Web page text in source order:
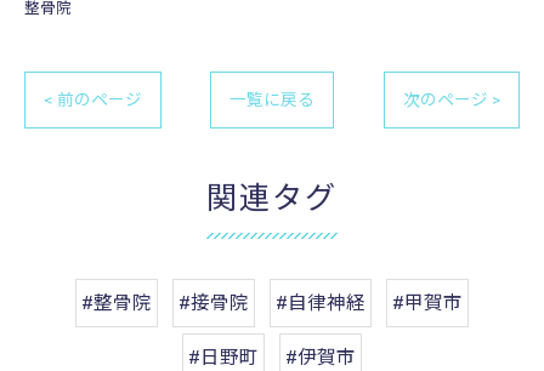
整骨院
< 前のページ 一覧に戻る 次のページ >
関連タグ
#整骨院 #接骨院 #自律神経 #甲賀市
#日野町 #伊賀市